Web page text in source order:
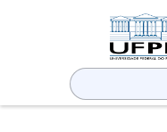
Pesquisar
por: